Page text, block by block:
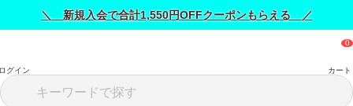
＼ 新規入会で合計1,550円OFFクーポンもらえる ／
グイン カート